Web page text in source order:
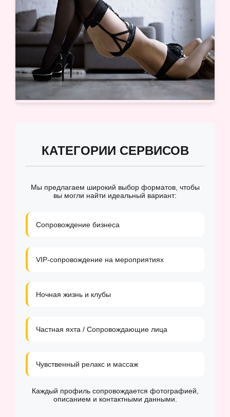
КАТЕГОРИИ СЕРВИСОВ
Мы предлагаем широкий выбор форматов, чтобы
вы могли найти идеальный вариант:
Сопровождение бизнеса
VIP-сопровождение на мероприятиях
Ночная жизнь и клубы
Частная яхта / Сопровождающие лица
Чувственный релакс и массаж
Каждый профиль сопровождается фотографией,
описанием и контактными данными.